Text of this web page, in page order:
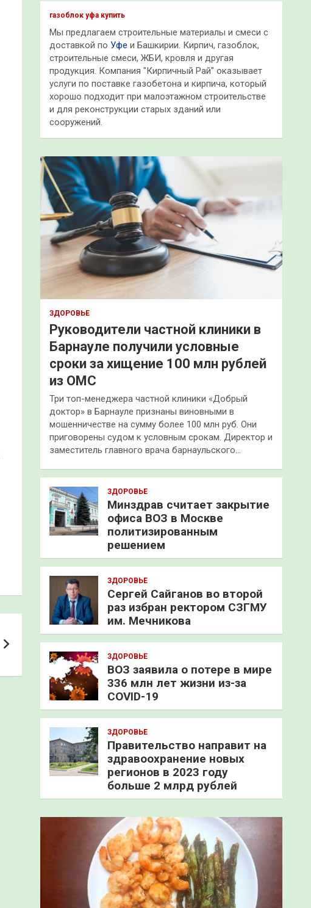
к
газоблок уфа купить
Мы предлагаем строительные материалы и смеси с
доставкой поУфе и Башкирии. Кирпич, газоблок,
строительные смеси, ЖБИ, кровля и другая
продукция. Компания "Кирпичный Рай" оказывает
услуги по поставке газобетона и кирпича, который
хорошо подходит при малоэтажном строительстве
и для реконструкции старых зданий или
сооружений.
ЗДОРОВЬЕ
Руководители частной клиники в
Барнауле получили условные
сроки за хищение 100 млн рублей
из ОМС
Три топ-менеджера частной клиники «Добрый
доктор» в Барнауле признаны виновными в
мошенничестве на сумму более 100 млн руб. Они
приговорены судом к условным срокам. Директор и
заместитель главного врача барнаульского…
ЗДОРОВЬЕ
Минздрав считает закрытие
офиса ВОЗ в Москве
политизированным
решением
ЗДОРОВЬЕ
Сергей Сайганов во второй
раз избран ректором СЗГМУ
им. Мечникова
ЗДОРОВЬЕ
ВОЗ заявила о потере в мире
336 млн лет жизни из-за
COVID-19
ЗДОРОВЬЕ
Правительство направит на
здравоохранение новых
регионов в 2023 году
больше 2 млрд рублей